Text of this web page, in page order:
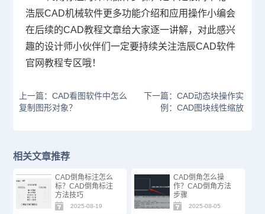
浩辰CAD机械软件更多功能介绍和应用操作小编会
在后续的CAD教程文章给大家逐一讲解，对此感兴
趣的设计师小伙伴们一定要持续关注浩辰CAD软件
官网教程专区哦！
上一篇：CAD看图软件中怎么
复制图形对象？
下一篇：CAD动态块操作实
例：CAD图块线性缩放
相关文章推荐
CAD倒角标注怎么
标？CAD倒角标注
方法技巧
2025-08-19
CAD倒角怎么操
作？CAD倒角方法
步骤
2025-08-05